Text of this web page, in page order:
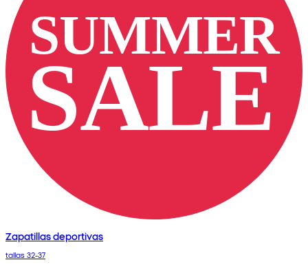
Zapatillas deportivas
tallas 32-37